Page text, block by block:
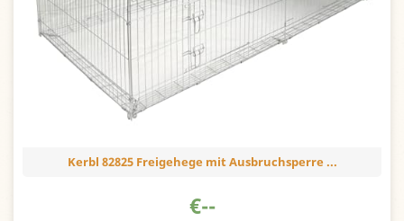
Kerbl 82825 Freigehege mit Ausbruchsperre ...
€--